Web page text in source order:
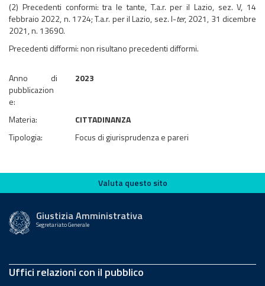
(2) Precedenti conformi: tra le tante, T.a.r. per il Lazio, sez. V, 14
febbraio 2022, n. 1724; T.a.r. per il Lazio, sez. I-ter, 2021, 31 dicembre
2021, n. 13690.
Precedenti difformi: non risultano precedenti difformi.
Anno di
pubblicazion
e:
2023
Materia:
CITTADINANZA
Tipologia:
Focus di giurisprudenza e pareri
Valuta questo sito
Valuta questo sito
Giustizia Amministrativa
Segretariato Generale
Uffici relazioni con il pubblico